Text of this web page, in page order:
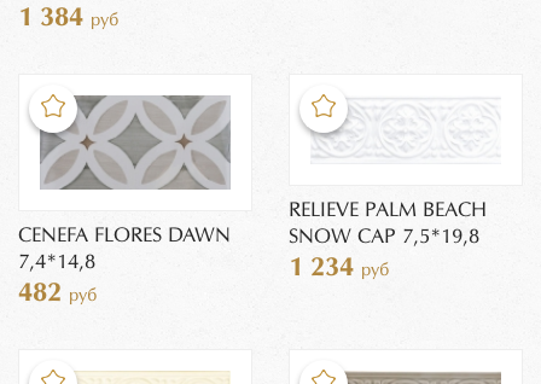
1 384 руб
CENEFA FLORES DAWN
7,4*14,8
482 руб
RELIEVE PALM BEACH
SNOW CAP 7,5*19,8
1 234 руб